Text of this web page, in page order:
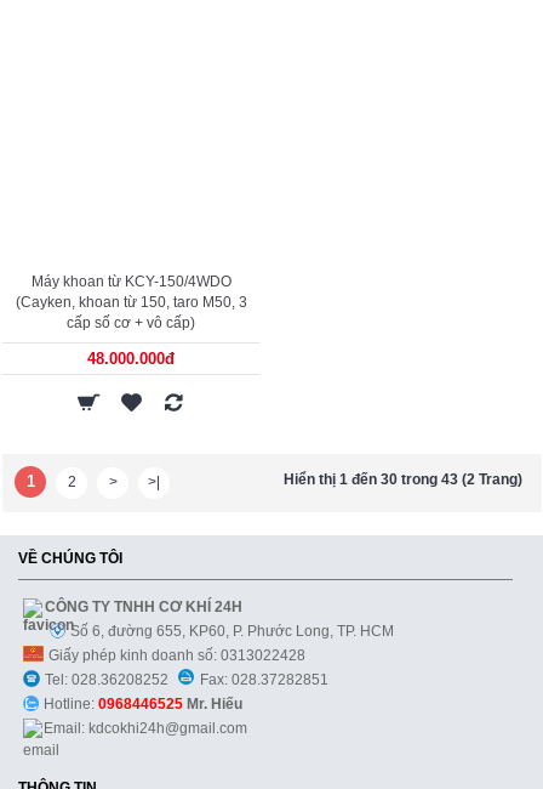
Máy khoan từ KCY-150/4WDO
(Cayken, khoan từ 150, taro M50, 3
cấp số cơ + vô cấp)
48.000.000đ
1 2 > >| Hiển thị 1 đến 30 trong 43 (2 Trang)
VỀ CHÚNG TÔI
CÔNG TY TNHH CƠ KHÍ 24H
Số 6, đường 655, KP60, P. Phước Long, TP. HCM
Giấy phép kinh doanh số: 0313022428
Tel: 028.36208252
Fax: 028.37282851
Hotline: 0968446525 Mr. Hiếu
Email: kdcokhi24h@gmail.com